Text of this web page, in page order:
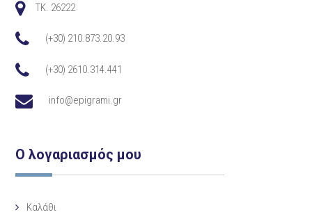
TK. 26222
(+30) 210.873.20.93
(+30) 2610.314.441
info@epigrami.gr
Ο λογαριασμός μου
Καλάθι